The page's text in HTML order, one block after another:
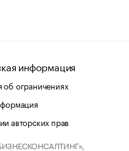
информация
ограничениях
авторских прав